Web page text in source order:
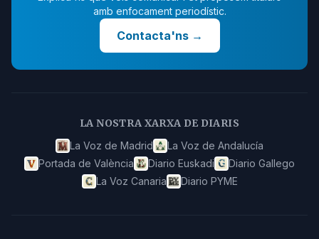
amb enfocament periodístic.
Contacta'ns→
LA NOSTRA XARXA DE DIARIS
La Voz de Madrid
La Voz de Andalucía
Portada de València
Diario Euskadi
Diario Gallego
La Voz Canaria
Diario PYME